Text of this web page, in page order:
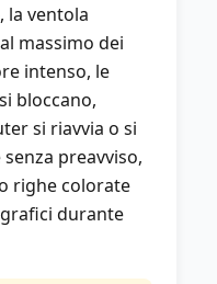
la ventola
massimo dei
intenso, le
bloccano,
si riavvia o si
preavviso,
righe colorate
durante